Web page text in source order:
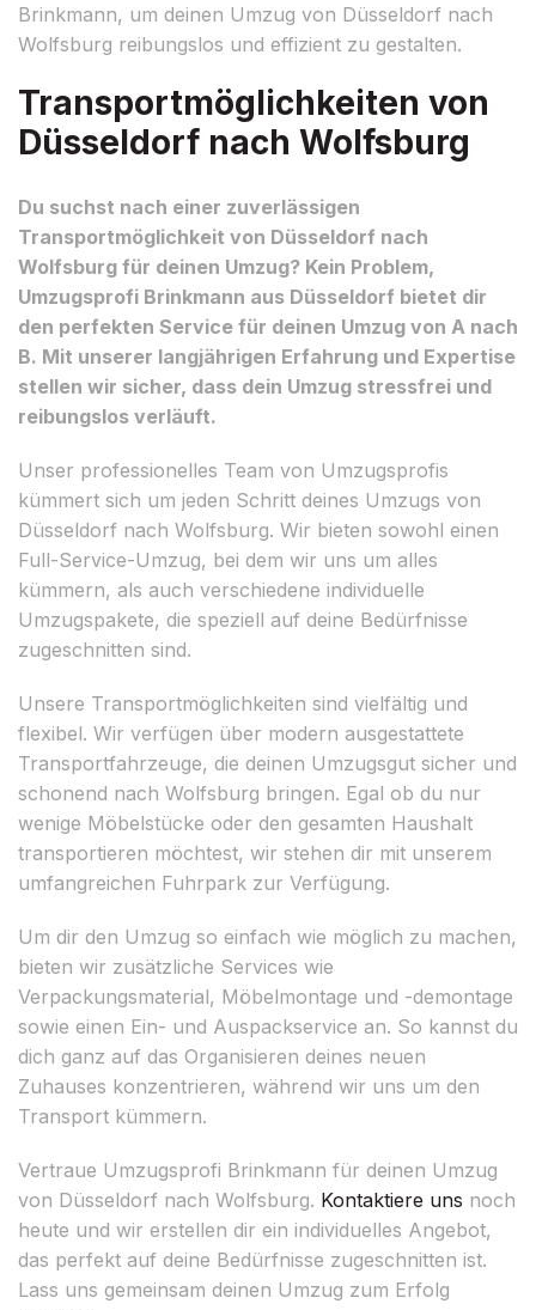
Brinkmann, um deinen Umzug von Düsseldorf nach
Wolfsburg reibungslos und effizient zu gestalten.
Transportmöglichkeiten von
Düsseldorf nach Wolfsburg
Du suchst nach einer zuverlässigen
Transportmöglichkeit von Düsseldorf nach
Wolfsburg für deinen Umzug? Kein Problem,
Umzugsprofi Brinkmann aus Düsseldorf bietet dir
den perfekten Service für deinen Umzug von A nach
B. Mit unserer langjährigen Erfahrung und Expertise
stellen wir sicher, dass dein Umzug stressfrei und
reibungslos verläuft.
Unser professionelles Team von Umzugsprofis
kümmert sich um jeden Schritt deines Umzugs von
Düsseldorf nach Wolfsburg. Wir bieten sowohl einen
Full-Service-Umzug, bei dem wir uns um alles
kümmern, als auch verschiedene individuelle
Umzugspakete, die speziell auf deine Bedürfnisse
zugeschnitten sind.
Unsere Transportmöglichkeiten sind vielfältig und
flexibel. Wir verfügen über modern ausgestattete
Transportfahrzeuge, die deinen Umzugsgut sicher und
schonend nach Wolfsburg bringen. Egal ob du nur
wenige Möbelstücke oder den gesamten Haushalt
transportieren möchtest, wir stehen dir mit unserem
umfangreichen Fuhrpark zur Verfügung.
Um dir den Umzug so einfach wie möglich zu machen,
bieten wir zusätzliche Services wie
Verpackungsmaterial, Möbelmontage und -demontage
sowie einen Ein- und Auspackservice an. So kannst du
dich ganz auf das Organisieren deines neuen
Zuhauses konzentrieren, während wir uns um den
Transport kümmern.
Vertraue Umzugsprofi Brinkmann für deinen Umzug
von Düsseldorf nach Wolfsburg. Kontaktiere uns noch
heute und wir erstellen dir ein individuelles Angebot,
das perfekt auf deine Bedürfnisse zugeschnitten ist.
Lass uns gemeinsam deinen Umzug zum Erfolg